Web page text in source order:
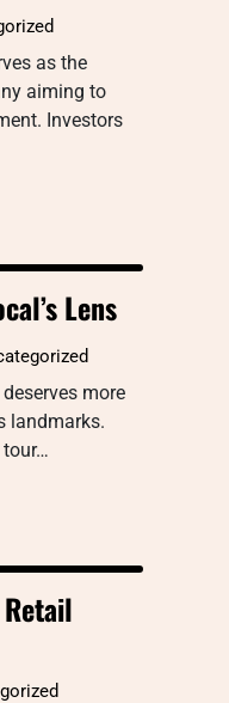
as the
aiming to
Investors
Lens
more
landmarks.
tour…